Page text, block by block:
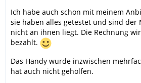
Ich habe auch schon mit meinem
sie haben alles getestet und sind der
nicht an ihnen liegt. Die Rechnung
bezahlt.
Das Handy wurde inzwischen
hat auch nicht geholfen.